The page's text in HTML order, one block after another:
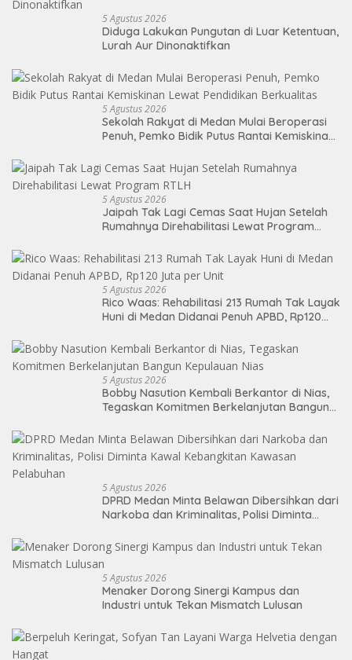
5 Agustus 2026
Diduga Lakukan Pungutan di Luar Ketentuan,
Lurah Aur Dinonaktifkan
5 Agustus 2026
Sekolah Rakyat di Medan Mulai Beroperasi
Penuh, Pemko Bidik Putus Rantai Kemiskinan
5 Agustus 2026
Jaipah Tak Lagi Cemas Saat Hujan Setelah
Rumahnya Direhabilitasi Lewat Program
5 Agustus 2026
Rico Waas: Rehabilitasi 213 Rumah Tak Layak
Huni di Medan Didanai Penuh APBD, Rp120
5 Agustus 2026
Bobby Nasution Kembali Berkantor di Nias,
Tegaskan Komitmen Berkelanjutan Bangun
5 Agustus 2026
DPRD Medan Minta Belawan Dibersihkan dari
Narkoba dan Kriminalitas, Polisi Diminta
5 Agustus 2026
Menaker Dorong Sinergi Kampus dan
Industri untuk Tekan Mismatch Lulusan